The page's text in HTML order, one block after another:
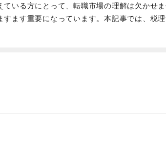
いる方にとって、転職市場の理解は欠かせ
ます重要になっています。本記事では、税